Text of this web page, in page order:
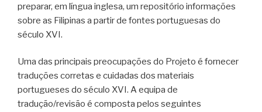
preparar, em língua inglesa, um repositório informações
sobre as Filipinas a partir de fontes portuguesas do
século XVI.
Uma das principais preocupações do Projeto é fornecer
traduções corretas e cuidadas dos materiais
portugueses do século XVI. A equipa de
tradução/revisão é composta pelos seguintes